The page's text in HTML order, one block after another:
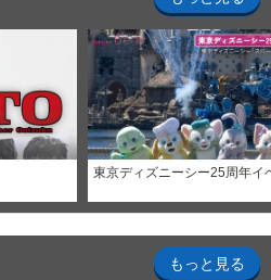
東京ディズニーシー25周年イ
もっと見る